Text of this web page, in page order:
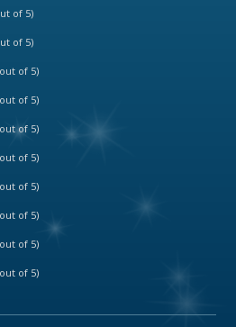
of 5)
of 5)
of 5)
of 5)
of 5)
of 5)
of 5)
of 5)
of 5)
of 5)